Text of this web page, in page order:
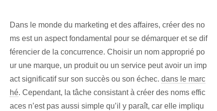
Dans le monde du marketing et des affaires, créer des no
ms est un aspect fondamental pour se démarquer et se dif
férencier de la concurrence. Choisir un nom approprié po
ur une marque, un produit ou un service peut avoir un imp
act significatif sur son succès ou son échec. dans le marc
hé. Cependant, la tâche consistant à créer des noms effic
aces n’est pas aussi simple qu’il y paraît, car elle impliqu